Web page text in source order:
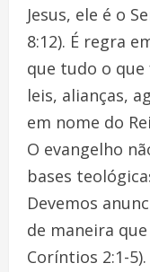
Jesus, ele é o
8:12). É regra
que tudo o
leis, alianças,
em nome do
O evangelho
bases
Devemos
de maneira
Coríntios 2:1-5).